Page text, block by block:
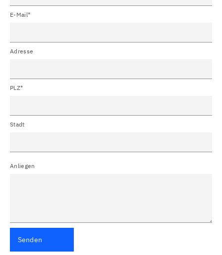
E-Mail*
Adresse
PLZ*
Stadt
Anliegen
Senden